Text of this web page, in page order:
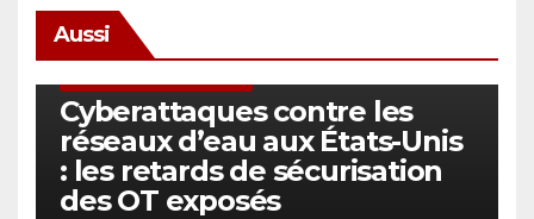
Aussi
Cyberattaques contre les
réseaux d’eau aux États-Unis
: les retards de sécurisation
des OT exposés